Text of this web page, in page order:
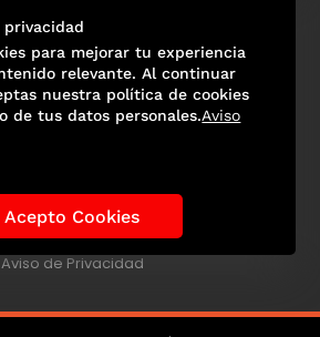
Lo viral Anécdotas Mundialistas
Tendencias Directorio
Aviso de Privacidad
privacidad
para mejorar tu experiencia
relevante. Al continuar
nuestra política de cookies
de tus datos personales.Aviso
Acepto Cookies